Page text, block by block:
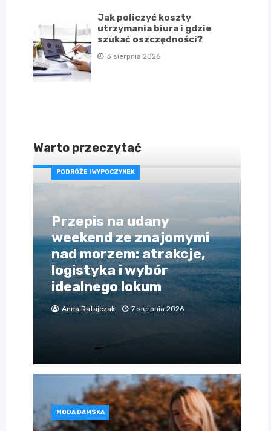
Jak policzyć koszty
utrzymania biura i gdzie
szukać oszczędności?
3 sierpnia 2026
Warto przeczytać
PODRÓŻE I WYPOCZYNEK
Przepis na udany
weekend ze znajomymi
nad morzem: atrakcje,
logistyka i wybór
idealnego lokum
Anna Ratajczak 7 sierpnia 2026
MODA DAMSKA